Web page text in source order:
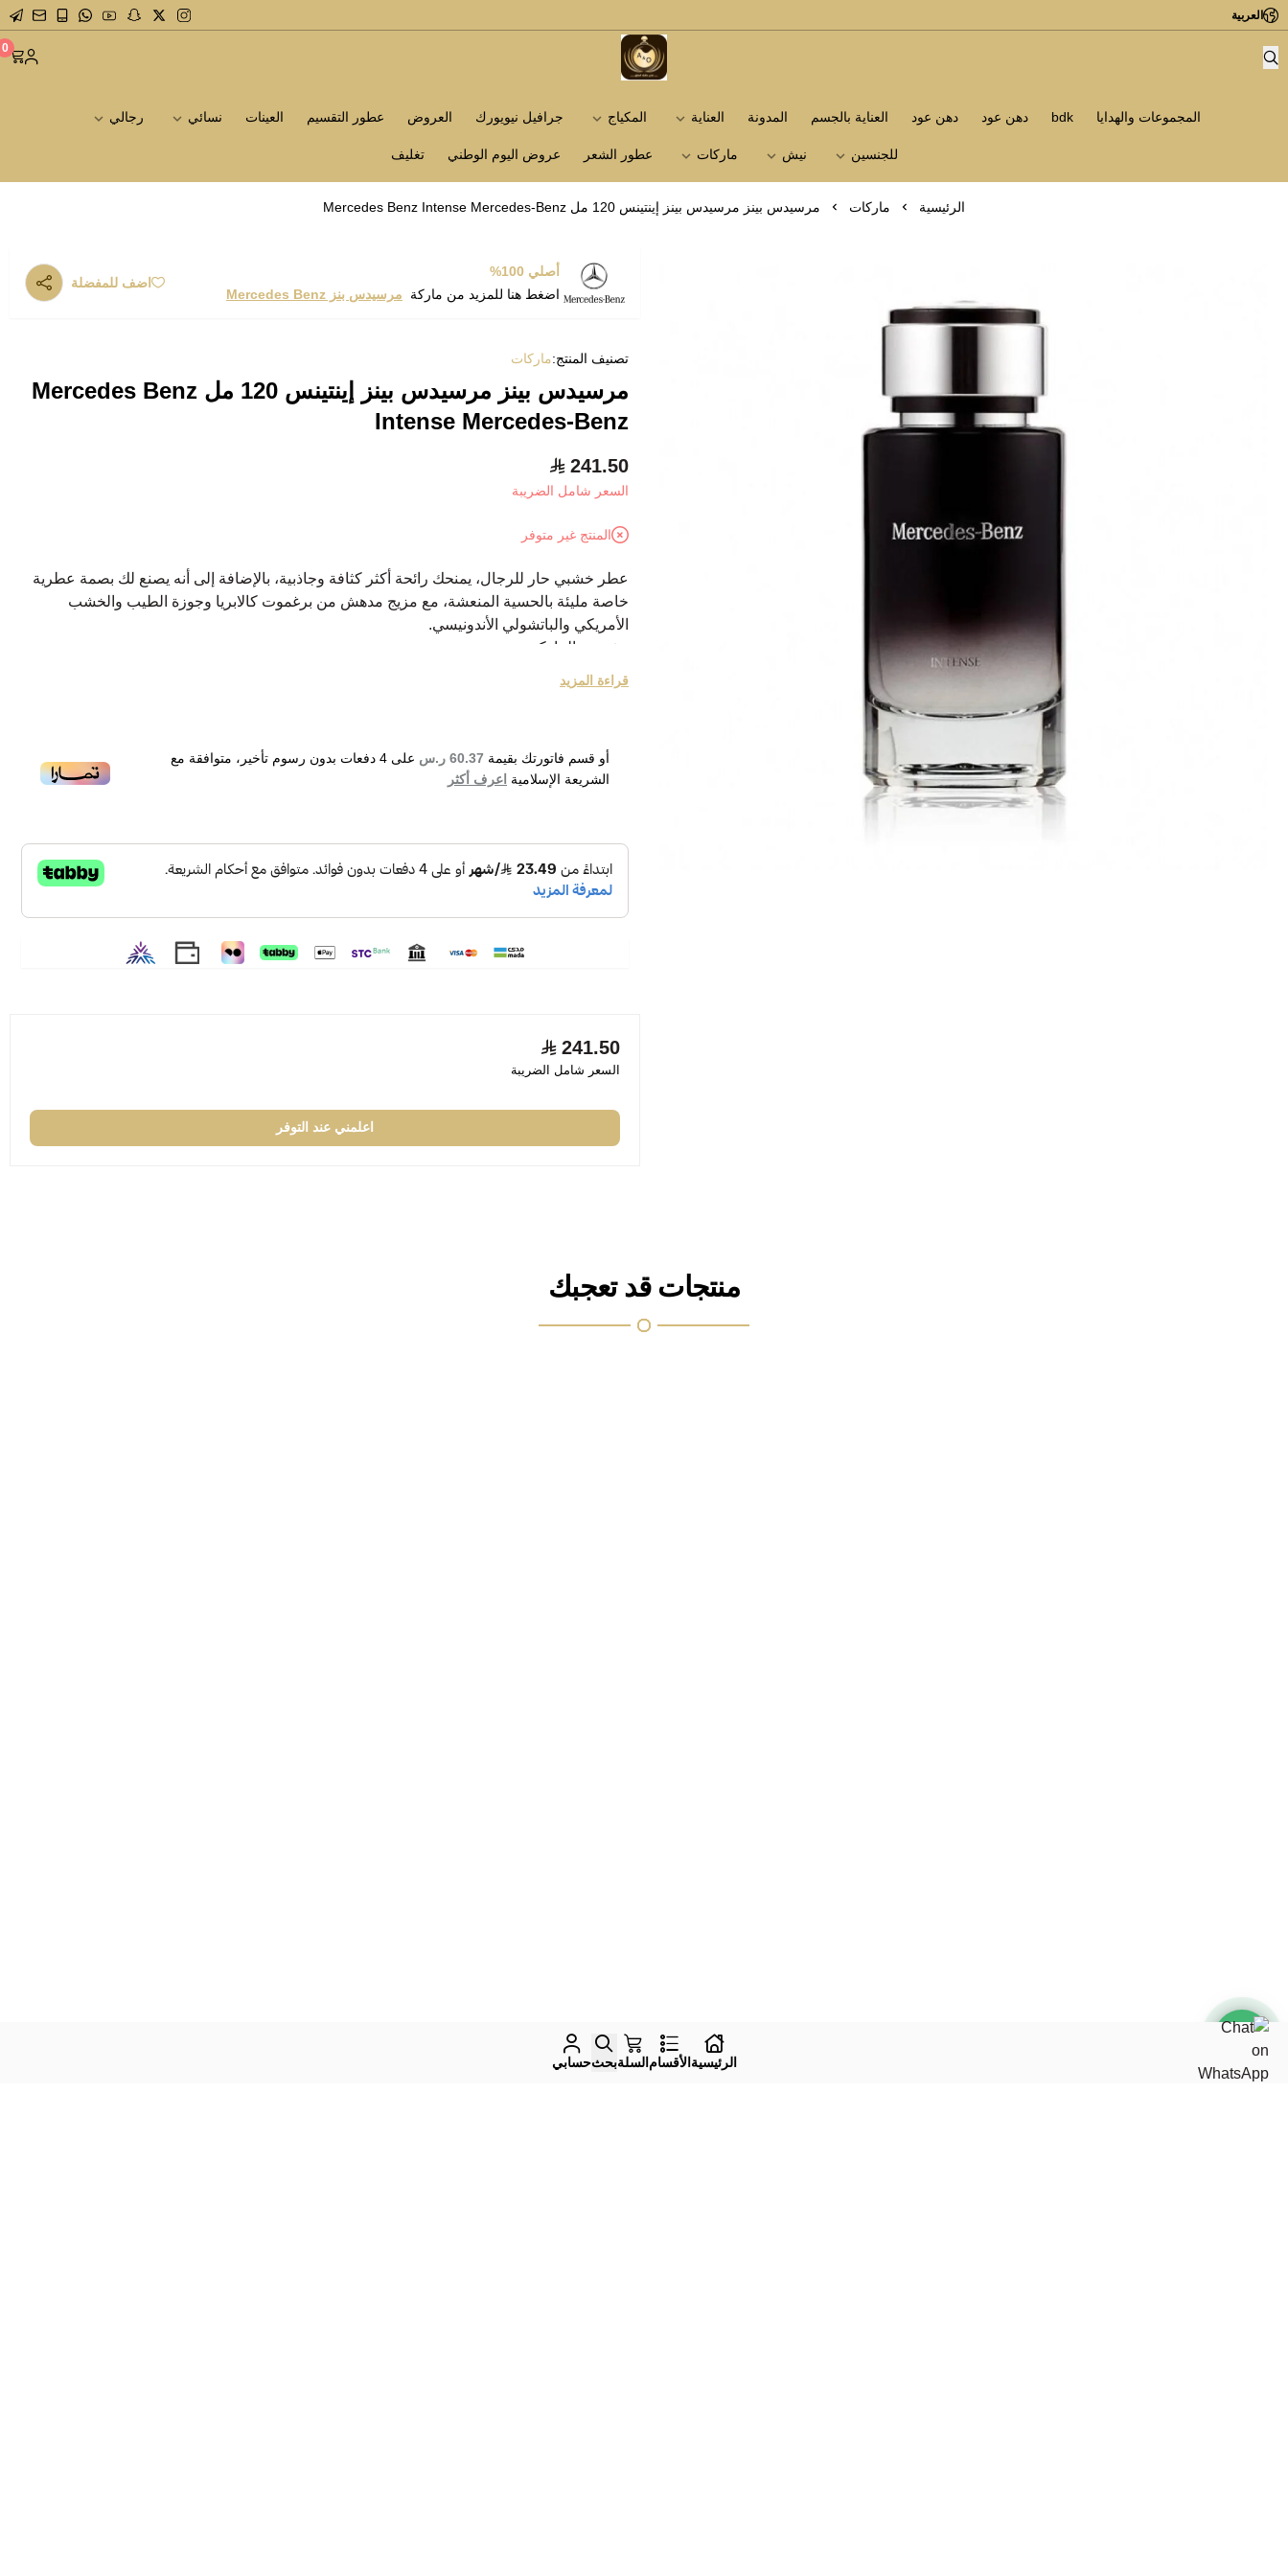
العربية
متجر عاشق العطور 0
المجموعات والهدايا bdk دهن عود دهن عود العناية بالجسم المدونة العناية المكياج جرافيل نيويورك العروض عطور التقسيم العينات نسائي رجالي
للجنسين نيش ماركات عطور الشعر عروض اليوم الوطني تغليف
الرئيسية ماركات مرسيدس بينز مرسيدس بينز إينتينس 120 مل Mercedes Benz Intense Mercedes-Benz
أصلي 100%
اضغط هنا للمزيد من ماركة
مرسيدس بنز Mercedes Benz
اضف للمفضلة
تصنيف المنتج:ماركات
مرسيدس بينز مرسيدس بينز إينتينس 120 مل Mercedes Benz
Intense Mercedes-Benz
241.50
السعر شامل الضريبة
المنتج غير متوفر
عطر خشبي حار للرجال، يمنحك رائحة أكثر كثافة وجاذبية، بالإضافة إلى أنه يصنع لك بصمة عطرية
خاصة مليئة بالحسية المنعشة، مع مزيج مدهش من برغموت كالابريا وجوزة الطيب والخشب
الأمريكي والباتشولي الأندونيسي.
نبذة عن الماركة:
مرسيدس بينز هي علامة تجارية غنية عن التعريف مُتخصصة في صناعة أفخم أنواع السيارات في
قراءة المزيد
أو قسم فاتورتك بقيمة 60.37 ر.س على 4 دفعات بدون رسوم تأخير، متوافقة مع
الشريعة الإسلامية اعرف أكثر
241.50
السعر شامل الضريبة
اعلمني عند التوفر
منتجات قد تعجبك
الرئيسية الأقسام السلةبحثحسابي